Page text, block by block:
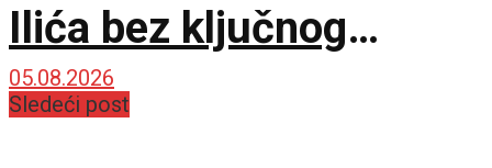
Ilića bez ključnog
pojačanja za Evropu!
05.08.2026
Sledeći post